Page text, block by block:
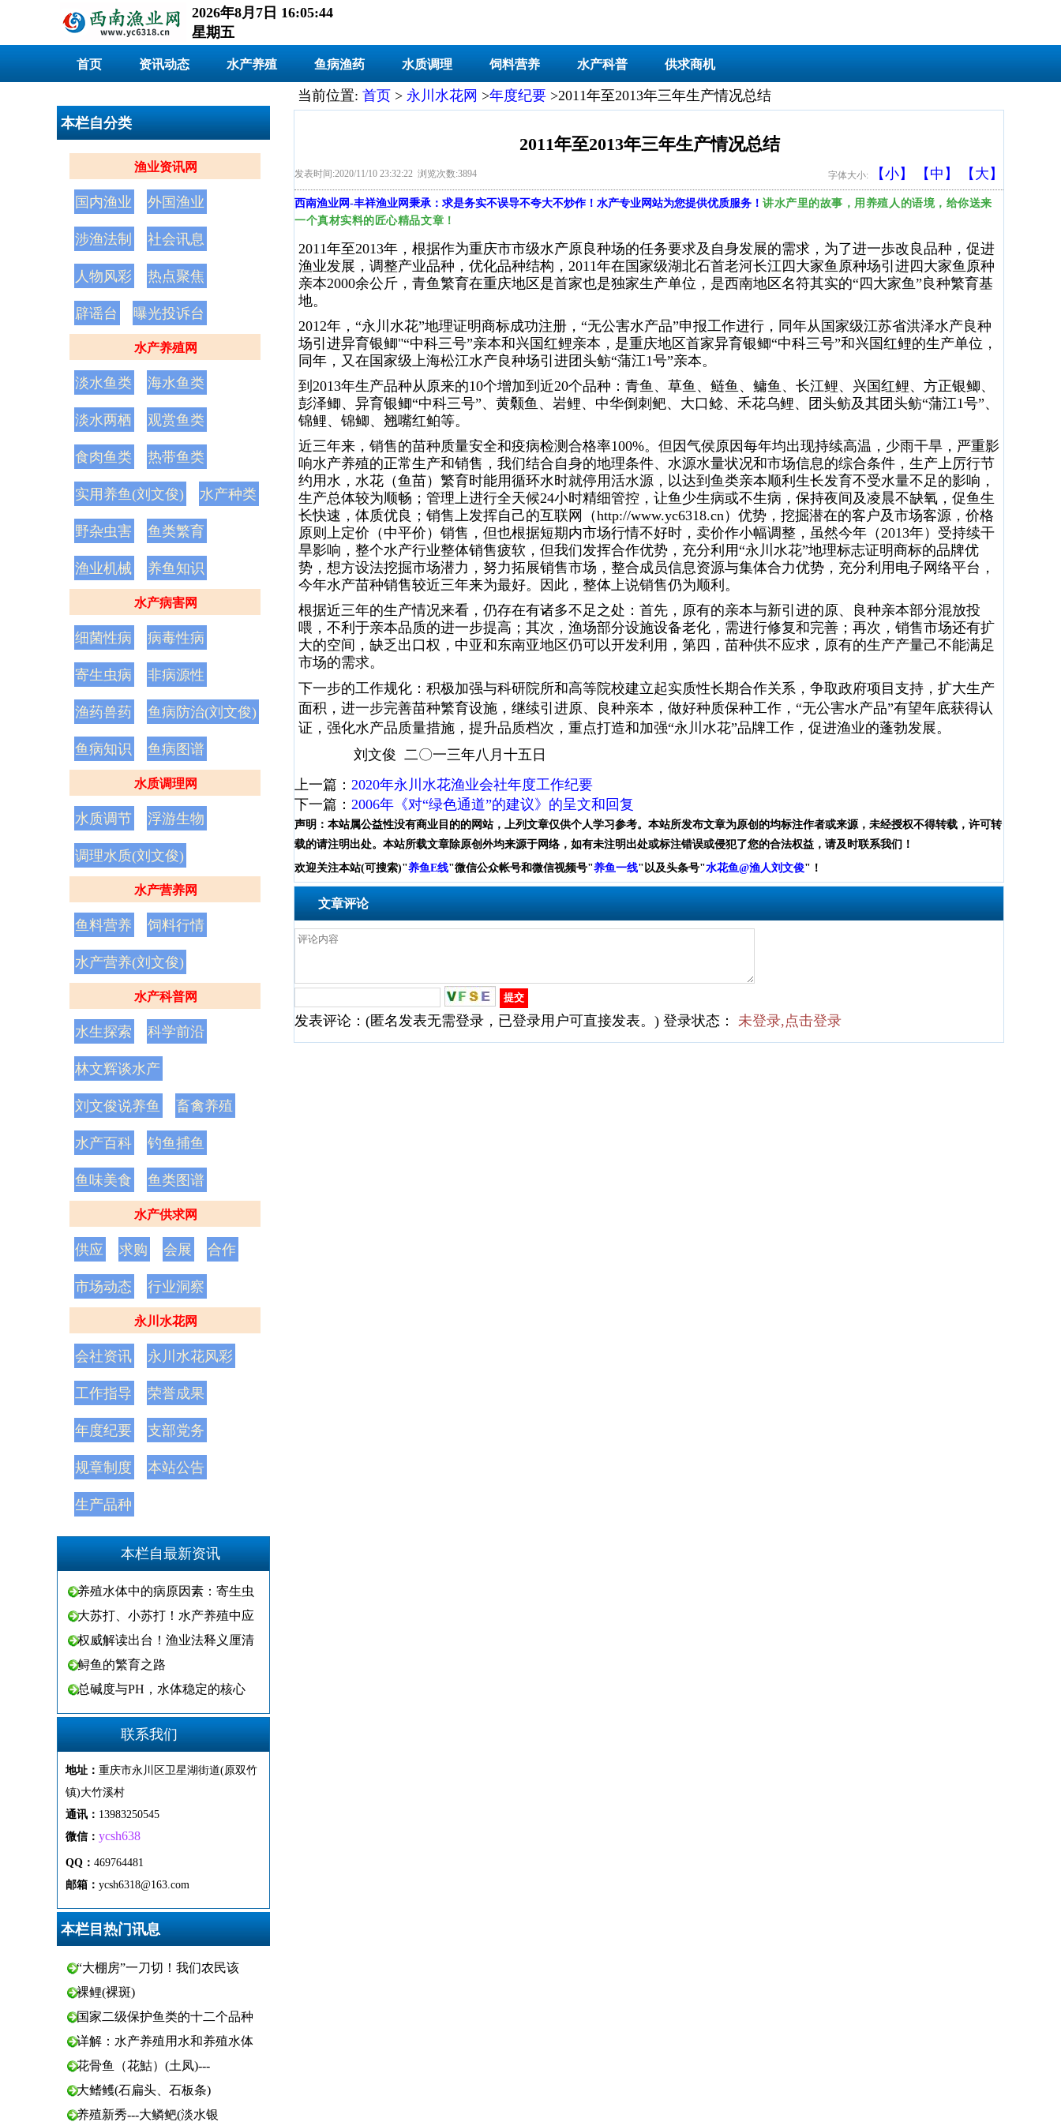
2026年8月7日 16:05:44
星期五
首页 资讯动态 水产养殖 鱼病渔药 水质调理 饲料营养 水产科普 供求商机
本栏自分类
渔业资讯网
国内渔业 外国渔业
涉渔法制 社会讯息
人物风彩 热点聚焦
辟谣台 曝光投诉台
水产养殖网
淡水鱼类 海水鱼类
淡水两栖 观赏鱼类
食肉鱼类 热带鱼类
实用养鱼(刘文俊) 水产种类
野杂虫害 鱼类繁育
渔业机械 养鱼知识
水产病害网
细菌性病 病毒性病
寄生虫病 非病源性
渔药兽药 鱼病防治(刘文俊)
鱼病知识 鱼病图谱
水质调理网
水质调节 浮游生物
调理水质(刘文俊)
水产营养网
鱼料营养 饲料行情
水产营养(刘文俊)
水产科普网
水生探索 科学前沿
林文辉谈水产
刘文俊说养鱼 畜禽养殖
水产百科 钓鱼捕鱼
鱼味美食 鱼类图谱
水产供求网
供应 求购 会展 合作
市场动态 行业洞察
永川水花网
会社资讯 永川水花风彩
工作指导 荣誉成果
年度纪要 支部党务
规章制度 本站公告
生产品种
本栏自最新资讯
养殖水体中的病原因素：寄生虫
大苏打、小苏打！水产养殖中应
权威解读出台！渔业法释义厘清
鲟鱼的繁育之路
总碱度与PH，水体稳定的核心
联系我们
地址： 重庆市永 川区卫星湖街道(原双竹
镇)大竹溪村
通讯 ： 13983250545
微信： ycsh638
QQ： 469764481
邮箱： ycsh6318@163.com
本栏目热门讯息
“大棚房”一刀切！我们农民该
裸鲤(裸斑)
国家二级保护鱼类的十二个品种
详解：水产养殖用水和养殖水体
花骨鱼（花鮕）(土凤)---
大鳍鳠(石扁头、石板条)
养殖新秀---大鳞鲃(淡水银
当前位置: 首页 > 永川水花网 >年度纪要 >2011年至2013年三年生产情况总结
2011年至2013年三年生产情况总结
发表时间:2020/11/10 23:32:22 浏览次数:3894 字体大小: 【小】 【中】 【大】
西南渔业网-丰祥渔业网秉承：求是务实不误导不夸大不炒作！水产专业网站为您提供优质服务！ 讲水产里的故事，用养殖人的语境，给你送来
一个真材实料的匠心精品文章！
2011年至2013年，根据作为重庆市市级水产原良种场的任务要求及自身发展的需求， 为了进一歩改良品种，促进
渔业发展，调整产业品种，优化品种结构， 2011年在国家级湖北石首老河长江四大家鱼原种场引进四大家鱼原种
亲本2000余公斤 ，青鱼繁育在重庆地区是首家也是独家生产单位，是西南地区名符其实的“四大家鱼”良种繁育基
地。
2012年， “永川水花”地理证明商标成功注册， “无公害水产品”申报工作进行，同年从国家级江苏省洪泽水产良种
场引进异育银鲫"“中科三号”亲本和兴国红鲤亲本，是重庆地区首家异育银鲫“中科三号”和兴国红鲤的生产单位，
同年，又在 国家级上海松江水产良种场引进团头鲂“蒲江1号”亲本。
到 2013年生产品种从原来的10个增加到近20个品种： 青鱼、草鱼、鲢鱼、鳙鱼、长江鲤、 兴国红鲤、 方正银鲫、
彭泽鲫、 异育银鲫“中科三号”、 黄颡鱼、岩鲤、中华倒刺鲃、大口鲶、禾花乌鲤、 团头鲂及其团头鲂“蒲江1号”、
锦鲤、锦鲫、 翘嘴红鲌等。
近三年来，销售的苗种质量安全和疫病检测合格率100%。但因气侯原因每年均出现持续高温，少雨干旱，严重影
响水产养殖的正常生产和销售，我们结合自身的地理条件、水源水量状况和市场信息的综合条件，生产上厉行节
约用水，水花（鱼苗）繁育时能用循环水时就停用活水源，以达到鱼类亲本顺利生长发育不受水量不足的影响，
生产总体较为顺畅；管理上进行全天候24小时精细管控，让鱼少生病或不生病，保持夜间及凌晨不缺氧，促鱼生
长快速，体质优良；销售上发挥自己的互联网（http://www.yc6318.cn）优势，挖掘潜在的客户及市场客源，价格
原则上定价（中平价）销售，但也根据短期内市场行情不好时，卖价作小幅调整， 虽然今年（2013年）受持续干
旱影响，整个水产行业整体销售疲软，但我们发挥合作优势，充分利用“永川水花”地理标志证明商标的品牌优
势， 想方设法挖掘市场潜力，努力拓展销售市场，整合成员信息资源与集体合力优势，充分利用电子网络平台，
今年水产苗种销售较近三年来为最好。
因此，整体上说销售仍为顺利。
根据近三年的生产情况来看，仍存在有诸多不足之处：首先，原有的亲本与新引进的原、良种亲本部分混放投
喂，不利于亲本品质的进一步提高；其次 ， 渔场部分设施设备老化，需进行修复和完善；再次，销售市场还有扩
大的空间，缺乏出口权，中亚和东南亚地区仍可以开发利用，第四，苗种供不应求，原有的生产产量己不能满足
市场的需求。
下一步的工作规化：积极加强与科研院所和高等院校建立起实质性长期合作关系， 争取政府项目支持，扩大生产
面积，进一步完善苗种繁育设施，继续引进原、良种亲本，做好种质保种工作， “无公害水产品”有望年底获得认
证，强化水产品质量措施，提升品质档次，重点打造和加强“永川水花”品牌工作，促进渔业的蓬勃发展。
刘文俊 二〇一三年八月十五日
上一篇： 2020年永川水花渔业会社年度工作纪要
下一篇： 2006年《对“绿色通道”的建议》的呈文和回复
声明： 本站属公益性没有商业目的的网站，上列文章仅供个人学习参考。本站所发布文章为原创的均标注作者或来源，未经授权不得转载，许可转
载的请注明出处。本站所载文章除原创外均来源于网络，如有未注明出处或标注错误或侵犯了您的合法权益，请及时联系我们！
欢迎关注本站(可搜索)"养鱼E线"微信公众帐号和微信视频号"养鱼一线"以及头条号"水花鱼@渔人刘文俊"！
文章评论
发表评论：(匿名发表无需登录，已登录用户可直接发表。) 登录状态： 未登录,点击登录